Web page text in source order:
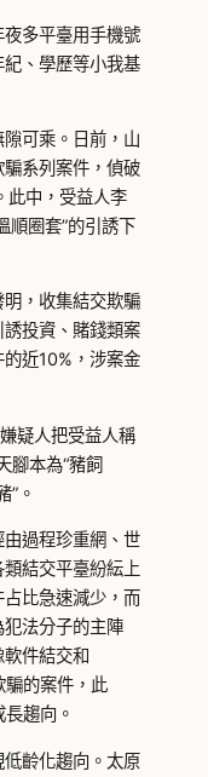
多平臺用手機號
、學歷等小我基
可乘。日前，山
系列案件，偵破
此中，受益人李
順圈套”的引誘下
，收集結交欺騙
投資、賭錢類案
近10%，涉案金
疑人把受益人稱
腳本為“豬飼
”。
過程珍重網、世
結交平臺紛紜上
比急速減少，而
法分子的主陣
件結交和
騙的案件，此
趨向。
齡化趨向。太原